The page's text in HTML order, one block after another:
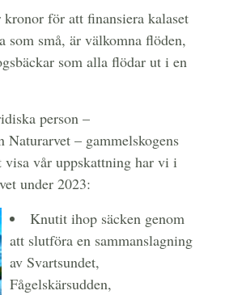
för att finansiera kalaset
som små, är välkomna flöden,
som alla flödar ut i en
person –
Naturarvet – gammelskogens
visa vår uppskattning har vi i
under 2023:
Knutit ihop säcken genom
att slutföra en sammanslagning
av Svartsundet,
Fågelskärsudden,